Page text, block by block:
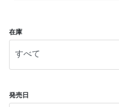
在庫
発売日